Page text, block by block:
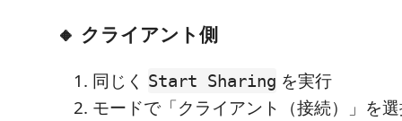
🔸 クライアント側
同じく Start Sharing を実行
モードで「クライアント（接続）」を